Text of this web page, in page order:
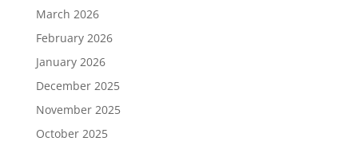
March 2026
February 2026
January 2026
December 2025
November 2025
October 2025